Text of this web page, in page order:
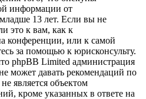
информации от
13 лет. Если вы не
это к вам, как к
конференции, или к самой
за помощью к юрисконсульту.
phpBB Limited администрация
может давать рекомендаций по
является объектом
кроме указанных в ответе на